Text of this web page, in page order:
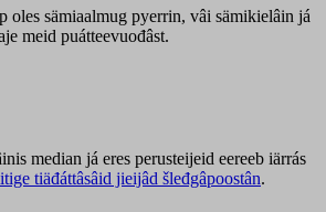
oles sämiaalmug pyerrin, vâi sämikielâin já
meid puátteevuođâst.
median já eres perusteijeid eereeb iärrás
tiäđáttâsâid jieijâd šleđgâpoostân.